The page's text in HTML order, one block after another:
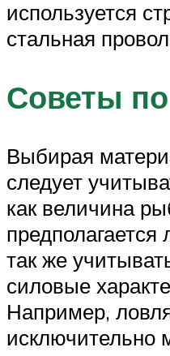
используется
стальная
Советы
Выбирая
следует
как величина
так же
силовые
Например,
исключительно